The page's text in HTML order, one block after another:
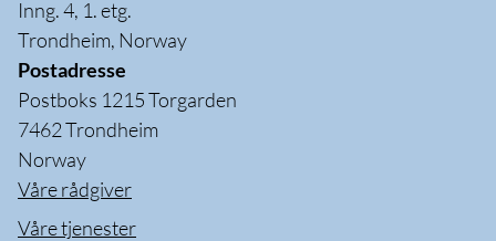
Inng. 4, 1. etg.
Trondheim, Norway
Postadresse
Postboks 1215 Torgarden
7462 Trondheim
Norway
Våre rådgiver
Våre tjenester